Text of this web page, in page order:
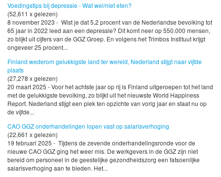
Voedingstips bij depressie - Wat wel/niet eten?
(52,611 x gelezen)
8 november 2023 - Wist je dat 5,2 procent van de Nederlandse bevolking tot
65 jaar in 2022 leed aan een depressie? Dit komt neer op 550.000 mensen,
zo blijkt uit cijfers van de GGZ Groep. En volgens het Trimbos Instituut krijgt
ongeveer 25 procent...
Finland wederom gelukkigste land ter wereld, Nederland stijgt naar vijfde
plaats
(27,278 x gelezen)
20 maart 2025 - Voor het achtste jaar op rij is Finland uitgeroepen tot het land
met de gelukkigste bevolking, zo blijkt uit het nieuwste World Happiness
Report. Nederland stijgt een plek ten opzichte van vorig jaar en staat nu op
de vijfde...
CAO GGZ onderhandelingen lopen vast op salarisverhoging
(22,661 x gelezen)
19 februari 2025 - Tijdens de zevende onderhandelingsronde voor de
nieuwe CAO GGZ ging het weer mis. De werkgevers in de GGZ zijn niet
bereid om personeel in de geestelijke gezondheidszorg een fatsoenlijke
salarisverhoging aan te bieden. Het...